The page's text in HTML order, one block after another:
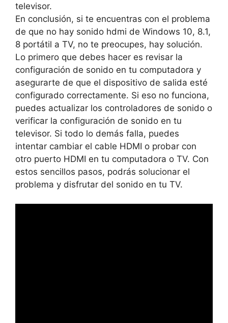
televisor.
En conclusión, si te encuentras con el problema
de que no hay sonido hdmi de Windows 10, 8.1,
8 portátil a TV, no te preocupes, hay solución.
Lo primero que debes hacer es revisar la
configuración de sonido en tu computadora y
asegurarte de que el dispositivo de salida esté
configurado correctamente. Si eso no funciona,
puedes actualizar los controladores de sonido o
verificar la configuración de sonido en tu
televisor. Si todo lo demás falla, puedes
intentar cambiar el cable HDMI o probar con
otro puerto HDMI en tu computadora o TV. Con
estos sencillos pasos, podrás solucionar el
problema y disfrutar del sonido en tu TV.